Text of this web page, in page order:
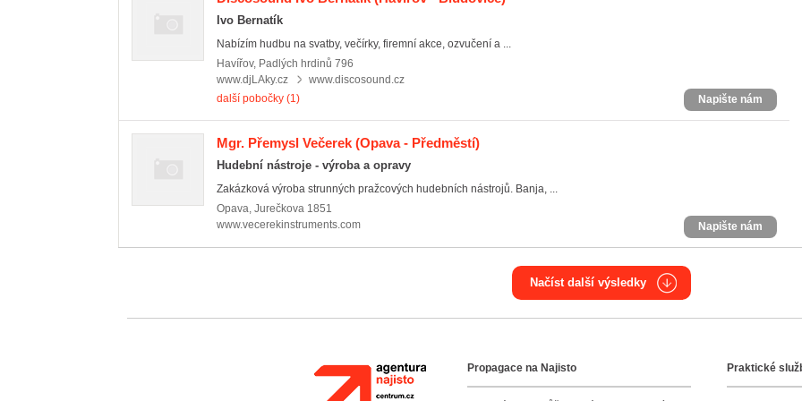
Ivo Bernatík
Nabízím hudbu na svatby, večírky, firemní akce, ozvučení a ...
Havířov, Padlých hrdinů 796
www.djLAky.cz
www.discosound.cz
další pobočky (1)
Napište nám
Mgr. Přemysl Večerek (Opava - Předměstí)
Hudební nástroje - výroba a opravy
Zakázková výroba strunných pražcových hudebních nástrojů. Banja, ...
Opava, Jurečkova 1851
www.vecerekinstruments.com
Napište nám
Načíst další výsledky
Agentura NajistoPropagace na Najisto Praktické